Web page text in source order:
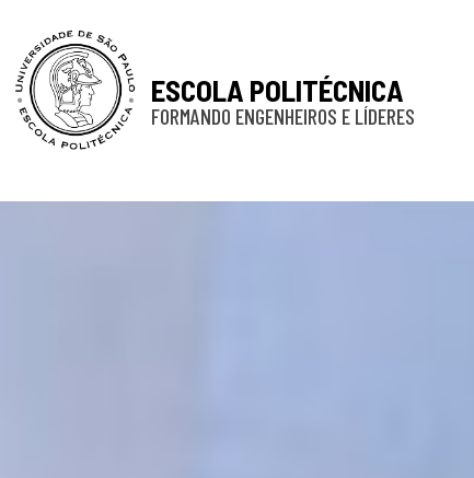
ESCOLA POLITÉCNICA
FORMANDO ENGENHEIROS E LÍDERES